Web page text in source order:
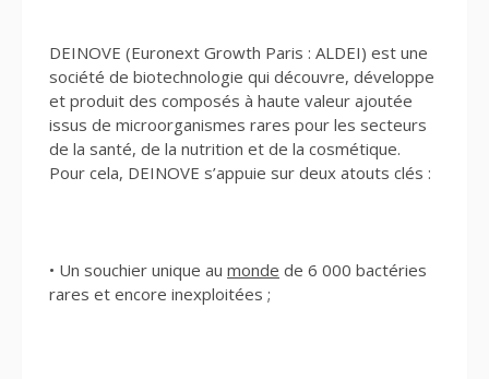
DEINOVE (Euronext Growth Paris : ALDEI) est une
société de biotechnologie qui découvre, développe
et produit des composés à haute valeur ajoutée
issus de microorganismes rares pour les secteurs
de la santé, de la nutrition et de la cosmétique.
Pour cela, DEINOVE s’appuie sur deux atouts clés :
• Un souchier unique au monde de 6 000 bactéries
rares et encore inexploitées ;